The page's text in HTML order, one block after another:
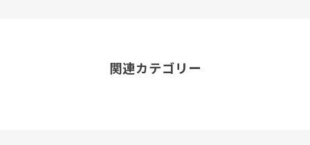
関連カテゴリー